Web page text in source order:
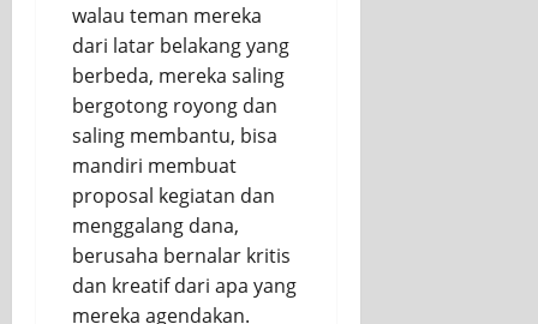
walau teman mereka
dari latar belakang yang
berbeda, mereka saling
bergotong royong dan
saling membantu, bisa
mandiri membuat
proposal kegiatan dan
menggalang dana,
berusaha bernalar kritis
dan kreatif dari apa yang
mereka agendakan.